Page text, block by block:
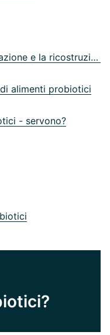
04 Probiotici per la disintossicazione e la ricostruzione intestinale
alimenti probiotici
- servono?